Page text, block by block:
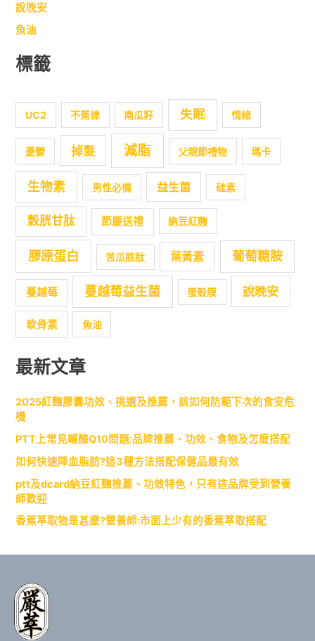
說晚安
魚油
標籤
UC2 不蕉律 南瓜籽 失眠 情緒
憂鬱 掉髮 減脂 父親節禮物 瑪卡
生物素 男性必備 益生菌 硅素
穀胱甘肽 節慶送禮 納豆紅麴
膠原蛋白 苦瓜胜肽 葉黃素 葡萄糖胺
蔓越莓 蔓越莓益生菌 蛋殼膜 說晚安
軟骨素 魚油
最新文章
2025紅麴膠囊功效、挑選及推薦，該如何防範下次的食安危
機
PTT上常見輔酶Q10問題:品牌推薦、功效、食物及怎麼搭配
如何快速降血脂肪?這3種方法搭配保健品最有效
ptt及dcard納豆紅麴推薦、功效特色，只有這品牌受到營養
師歡迎
香蕉萃取物是甚麼?營養師:市面上少有的香蕉萃取搭配